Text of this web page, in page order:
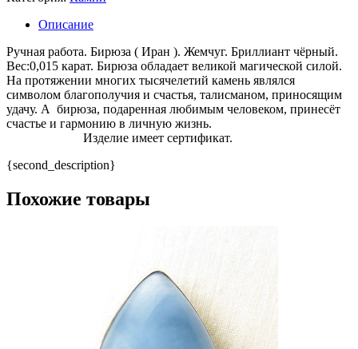
Описание
Ручная работа. Бирюза ( Иран ). Жемчуг. Бриллиант чёрный.
Вес:0,015 карат. Бирюза обладает великой магической силой.
На протяжении многих тысячелетий камень являлся
символом благополучия и счастья, талисманом, приносящим
удачу. А бирюза, подаренная любимым человеком, принесёт
счастье и гармонию в личную жизнь.
Изделие имеет сертификат.
{second_description}
Похожие товары